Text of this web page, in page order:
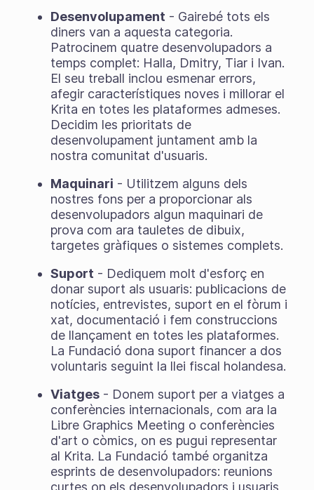
Desenvolupament - Gairebé tots els
diners van a aquesta categoria.
Patrocinem quatre desenvolupadors a
temps complet: Halla, Dmitry, Tiar i Ivan.
El seu treball inclou esmenar errors,
afegir característiques noves i millorar el
Krita en totes les plataformes admeses.
Decidim les prioritats de
desenvolupament juntament amb la
nostra comunitat d'usuaris.
Maquinari - Utilitzem alguns dels
nostres fons per a proporcionar als
desenvolupadors algun maquinari de
prova com ara tauletes de dibuix,
targetes gràfiques o sistemes complets.
Suport - Dediquem molt d'esforç en
donar suport als usuaris: publicacions de
notícies, entrevistes, suport en el fòrum i
xat, documentació i fem construccions
de llançament en totes les plataformes.
La Fundació dona suport financer a dos
voluntaris seguint la llei fiscal holandesa.
Viatges- Donem suport per a viatges a
conferències internacionals, com ara la
Libre Graphics Meeting o conferències
d'art o còmics, on es pugui representar
al Krita. La Fundació també organitza
esprints de desenvolupadors: reunions
curtes on els desenvolupadors i usuaris